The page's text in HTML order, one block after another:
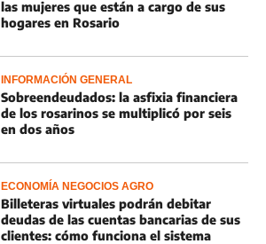
las mujeres que están a cargo de sus
hogares en Rosario
INFORMACIÓN GENERAL
Sobreendeudados: la asfixia financiera
de los rosarinos se multiplicó por seis
en dos años
ECONOMÍA NEGOCIOS AGRO
Billeteras virtuales podrán debitar
deudas de las cuentas bancarias de sus
clientes: cómo funciona el sistema